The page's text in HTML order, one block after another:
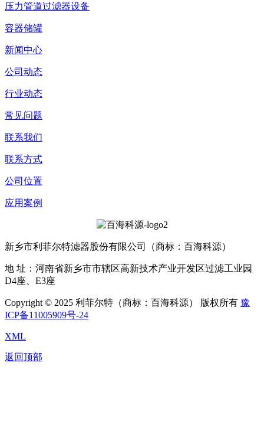
压力管道过滤器设备
容器储罐
新闻中心
公司动态
行业动态
常见问题
联系我们
联系方式
公司位置
应用案例
新乡市利菲尔特滤器股份有限公司（商标：百海科源）
地 址：河南省新乡市市辖区高新技术产业开发区过滤工业园
D4座、E3座
Copyright © 2025 利菲尔特（商标：百海科源） 版权所有 豫
ICP备11005909号-24
XML
返回顶部